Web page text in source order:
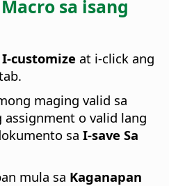
sa isang
customize at i-click ang
maging valid sa
o valid lang
sa I-save Sa
mula sa Kaganapan